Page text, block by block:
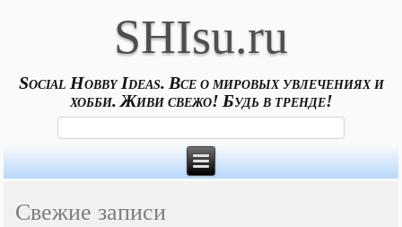
SHIsu.ru
Social Hobby Ideas. Все о мировых увлечениях и
хобби. Живи свежо! Будь в тренде!
Свежие записи